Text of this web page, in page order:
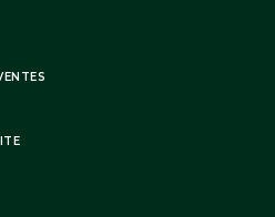
de retourner cet article. Cet
à la commande, un délai est